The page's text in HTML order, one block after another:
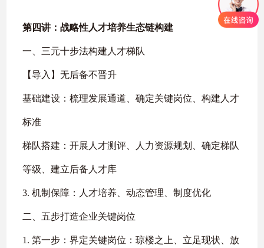
第四讲：战略性人才培养生态链构建
一、三元十步法构建人才梯队
【导入】无后备不晋升
基础建设：梳理发展通道、确定关键岗位、构建人才
标准
梯队搭建：开展人才测评、人力资源规划、确定梯队
等级、建立后备人才库
3. 机制保障：人才培养、动态管理、制度优化
二、五步打造企业关键岗位
1. 第一步：界定关键岗位：琼楼之上、立足现状、放